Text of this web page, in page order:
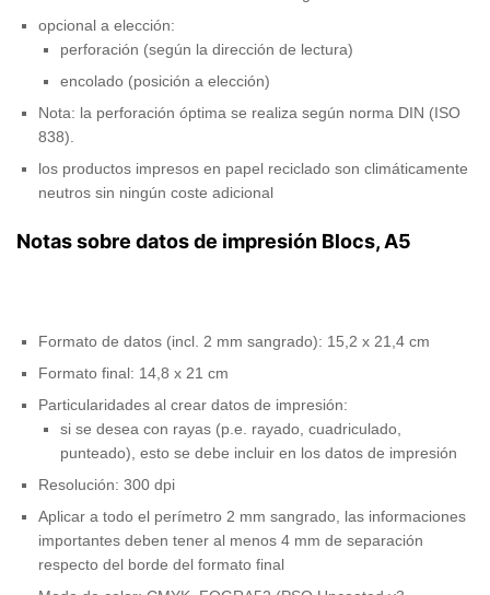
opcional a elección:
perforación (según la dirección de lectura)
encolado (posición a elección)
Nota: la perforación óptima se realiza según norma DIN (ISO
838).
los productos impresos en papel reciclado son climáticamente
neutros sin ningún coste adicional
Notas sobre datos de impresión Blocs, A5
Formato de datos (incl. 2 mm sangrado): 15,2 x 21,4 cm
Formato final: 14,8 x 21 cm
Particularidades al crear datos de impresión:
si se desea con rayas (p.e. rayado, cuadriculado,
punteado), esto se debe incluir en los datos de impresión
Resolución: 300 dpi
Aplicar a todo el perímetro 2 mm sangrado, las informaciones
importantes deben tener al menos 4 mm de separación
respecto del borde del formato final